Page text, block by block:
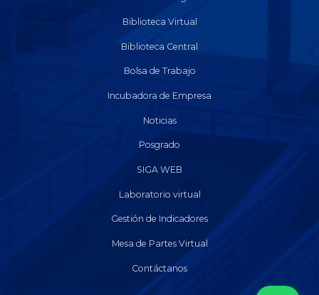
Biblioteca Virtual
Biblioteca Central
Bolsa de Trabajo
Incubadora de Empresa
Noticias
Posgrado
SIGA WEB
Laboratorio virtual
Gestión de Indicadores
Mesa de Partes Virtual
Contáctanos